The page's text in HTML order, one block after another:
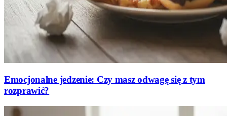
Emocjonalne jedzenie: Czy masz odwagę się z tym
rozprawić?